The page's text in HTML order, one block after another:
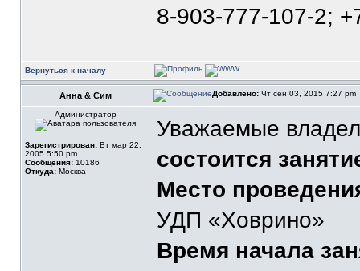
8-903-777-107-2;
Вернуться к началу
Анна & Сим Добавлено: Чт сен 03, 2015 7:27 pm
Администратор
Зарегистрирован: Вт мар 22,
2005 5:50 pm
Сообщения: 10186
Откуда: Москва
Уважаемые
состоится
Место
УДП «Ховрино»
Время начала